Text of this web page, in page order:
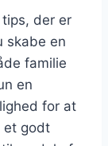
der er
skabe en
familie
en
for at
et godt